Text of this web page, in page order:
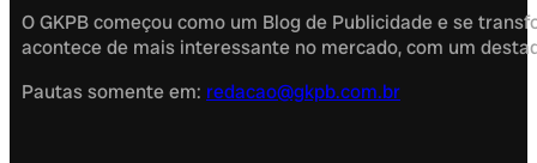
O GKPB começou como um Blog de Publicidade e se
acontece de mais interessante no mercado, com um
Pautas somente em: redacao@gkpb.com.br